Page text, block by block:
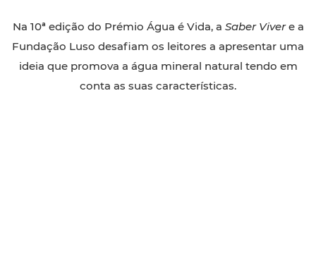
Na 10ª edição do Prémio Água é Vida, a Saber Vivere a
Fundação Luso desafiam os leitores a apresentar uma
ideia que promova a água mineral natural tendo em
conta as suas características.